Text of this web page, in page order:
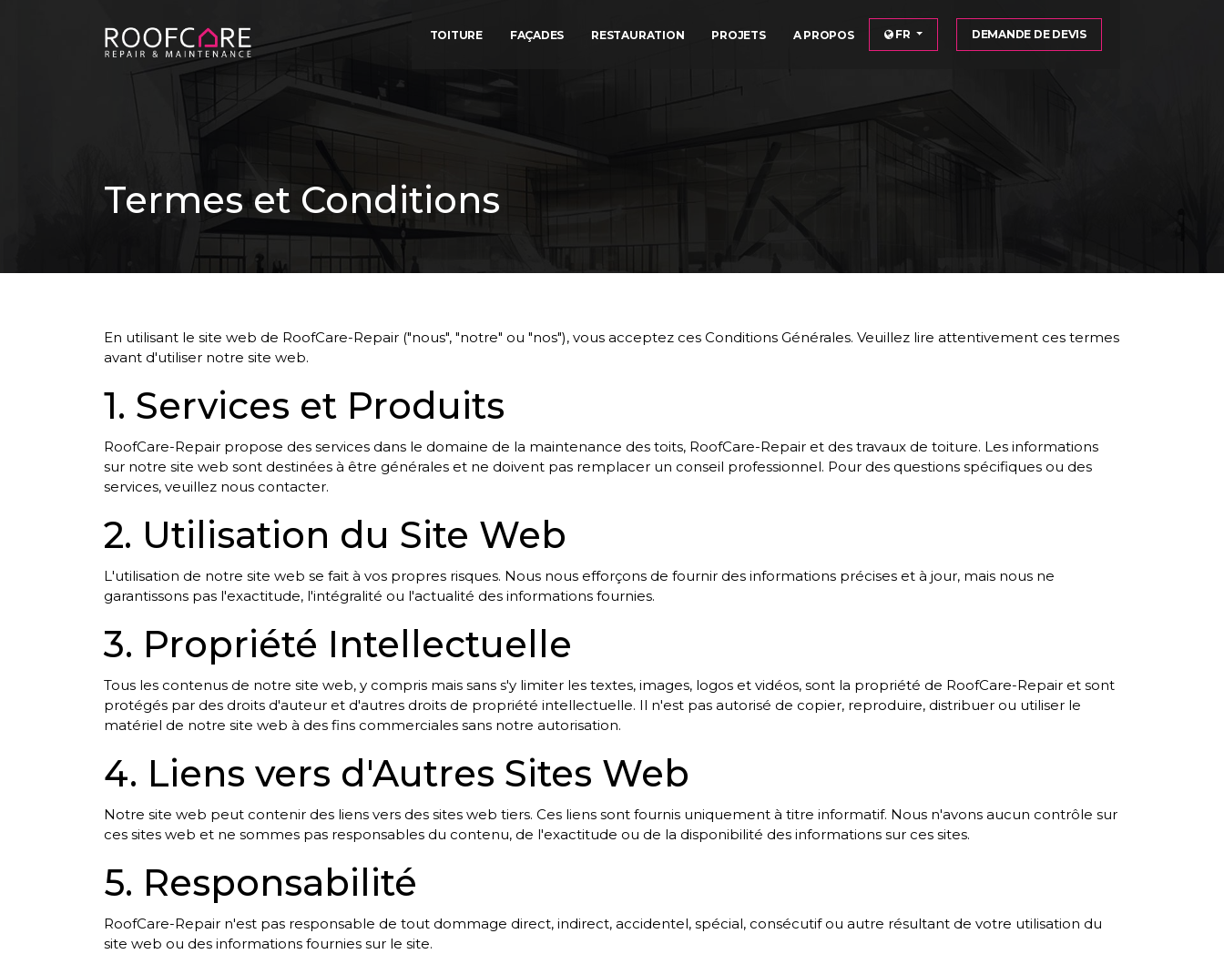
TOITURE FAÇADES RESTAURATION PROJETS A PROPOS FR DEMANDE DE DEVIS
Termes et Conditions
En utilisant le site web de RoofCare-Repair ("nous", "notre" ou "nos"), vous acceptez ces Conditions Générales. Veuillez lire attentivement ces termes
avant d'utiliser notre site web.
1. Services et Produits
RoofCare-Repair propose des services dans le domaine de la maintenance des toits, RoofCare-Repair et des travaux de toiture. Les informations
sur notre site web sont destinées à être générales et ne doivent pas remplacer un conseil professionnel. Pour des questions spécifiques ou des
services, veuillez nous contacter.
2. Utilisation du Site Web
L'utilisation de notre site web se fait à vos propres risques. Nous nous efforçons de fournir des informations précises et à jour, mais nous ne
garantissons pas l'exactitude, l'intégralité ou l'actualité des informations fournies.
3. Propriété Intellectuelle
Tous les contenus de notre site web, y compris mais sans s'y limiter les textes, images, logos et vidéos, sont la propriété de RoofCare-Repair et sont
protégés par des droits d'auteur et d'autres droits de propriété intellectuelle. Il n'est pas autorisé de copier, reproduire, distribuer ou utiliser le
matériel de notre site web à des fins commerciales sans notre autorisation.
4. Liens vers d'Autres Sites Web
Notre site web peut contenir des liens vers des sites web tiers. Ces liens sont fournis uniquement à titre informatif. Nous n'avons aucun contrôle sur
ces sites web et ne sommes pas responsables du contenu, de l'exactitude ou de la disponibilité des informations sur ces sites.
5. Responsabilité
RoofCare-Repair n'est pas responsable de tout dommage direct, indirect, accidentel, spécial, consécutif ou autre résultant de votre utilisation du
site web ou des informations fournies sur le site.